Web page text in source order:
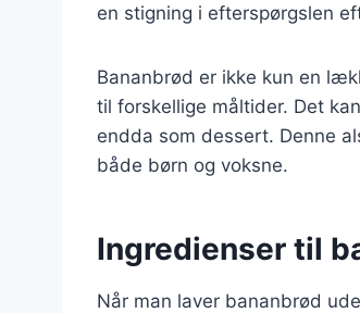
en stigning i efterspørgslen
Bananbrød er ikke kun en
til forskellige måltider. Det
endda som dessert. Denne
både børn og voksne.
Ingredienser til
Når man laver bananbrød